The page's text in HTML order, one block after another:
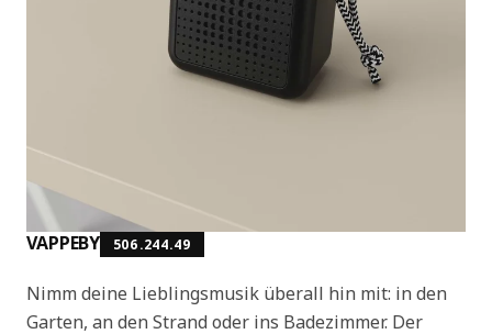
VAPPEBY 506.244.49
Nimm deine Lieblingsmusik überall hin mit: in den
Garten, an den Strand oder ins Badezimmer. Der